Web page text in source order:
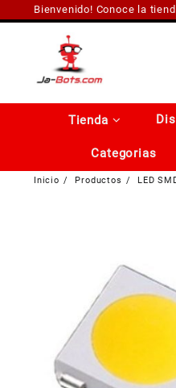
al
Bienvenido! Conoce la
Tienda
Categorias
Inicio Productos LED